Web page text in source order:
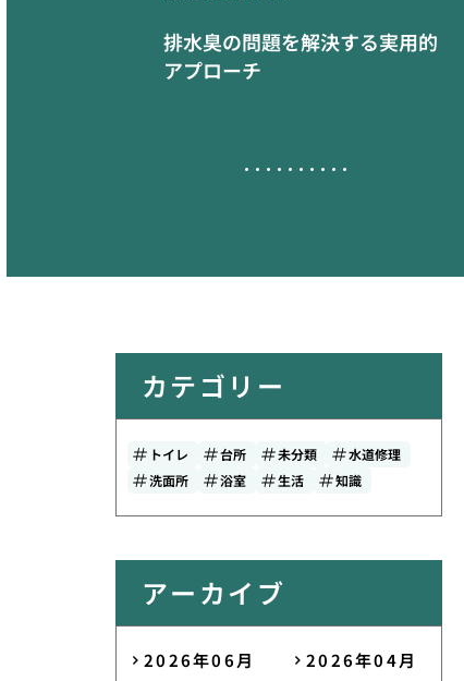
排水臭の問題を解決する実用的
アプローチ
カテゴリー
トイレ 台所 未分類
水道修理
洗面所
浴室 生活 知識
アーカイブ
2026年06月
2026年04月